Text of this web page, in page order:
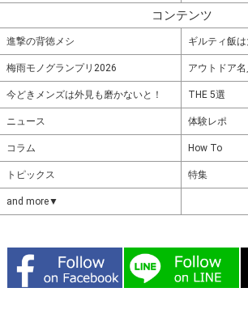
コンテンツ
進撃の背徳メシ ギルティ飯
梅雨モノグランプリ2026 アウトドア
今どきメンズは外見も磨かないと！ THE 5選
ニュース 体験レポ
コラム How To
トピックス 特集
and more▼